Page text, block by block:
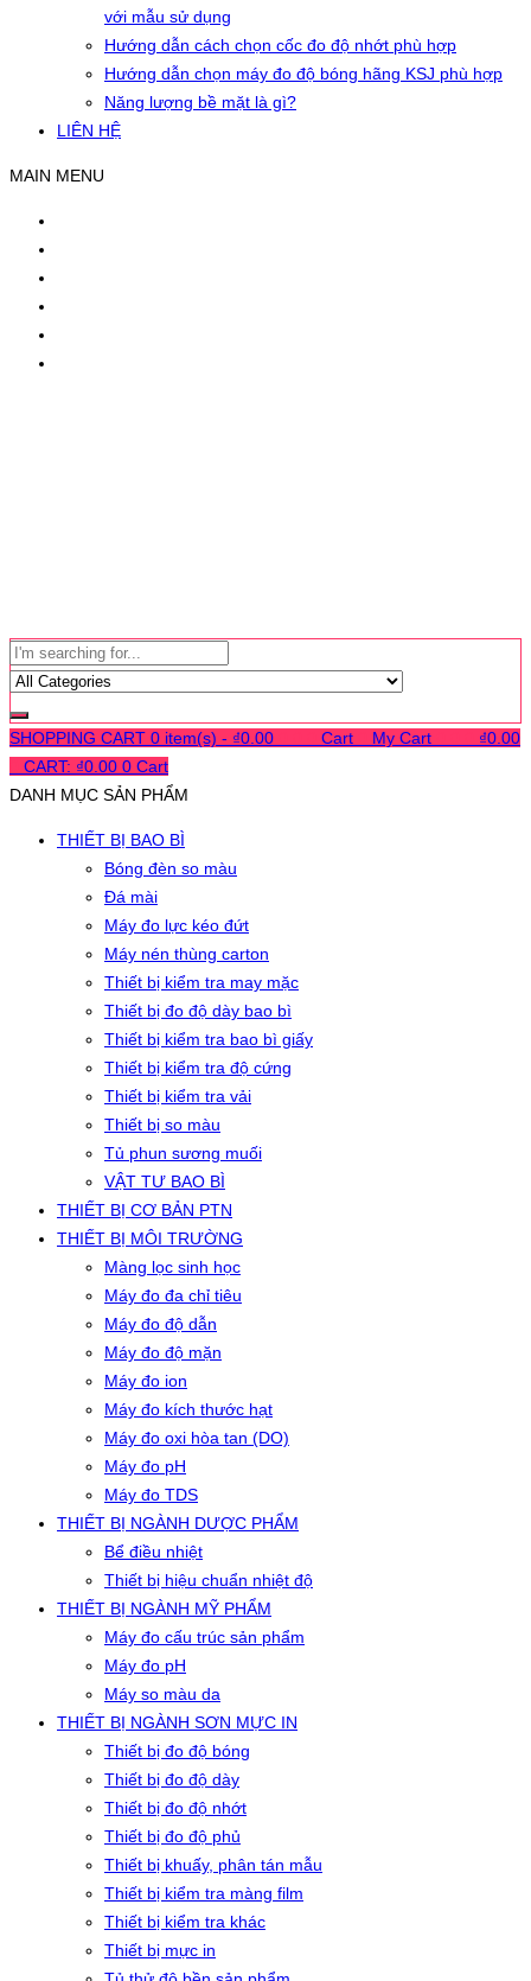
với mẫu sử dụng
Hướng dẫn cách chọn cốc đo độ nhớt phù hợp
Hướng dẫn chọn máy đo độ bóng hãng KSJ phù hợp
Năng lượng bề mặt là gì?
LIÊN HỆ
MAIN MENU
SHOPPING CART 0 item(s) - ₫0.00 Cart My Cart ₫0.00
CART: ₫0.00 0 Cart
DANH MỤC SẢN PHẨM
THIẾT BỊ BAO BÌ
Bóng đèn so màu
Đá mài
Máy đo lực kéo đứt
Máy nén thùng carton
Thiết bị kiểm tra may mặc
Thiết bị đo độ dày bao bì
Thiết bị kiểm tra bao bì giấy
Thiết bị kiểm tra độ cứng
Thiết bị kiểm tra vải
Thiết bị so màu
Tủ phun sương muối
VẬT TƯ BAO BÌ
THIẾT BỊ CƠ BẢN PTN
THIẾT BỊ MÔI TRƯỜNG
Màng lọc sinh học
Máy đo đa chỉ tiêu
Máy đo độ dẫn
Máy đo độ mặn
Máy đo ion
Máy đo kích thước hạt
Máy đo oxi hòa tan (DO)
Máy đo pH
Máy đo TDS
THIẾT BỊ NGÀNH DƯỢC PHẨM
Bể điều nhiệt
Thiết bị hiệu chuẩn nhiệt độ
THIẾT BỊ NGÀNH MỸ PHẨM
Máy đo cấu trúc sản phẩm
Máy đo pH
Máy so màu da
THIẾT BỊ NGÀNH SƠN MỰC IN
Thiết bị đo độ bóng
Thiết bị đo độ dày
Thiết bị đo độ nhớt
Thiết bị đo độ phủ
Thiết bị khuấy, phân tán mẫu
Thiết bị kiểm tra màng film
Thiết bị kiểm tra khác
Thiết bị mực in